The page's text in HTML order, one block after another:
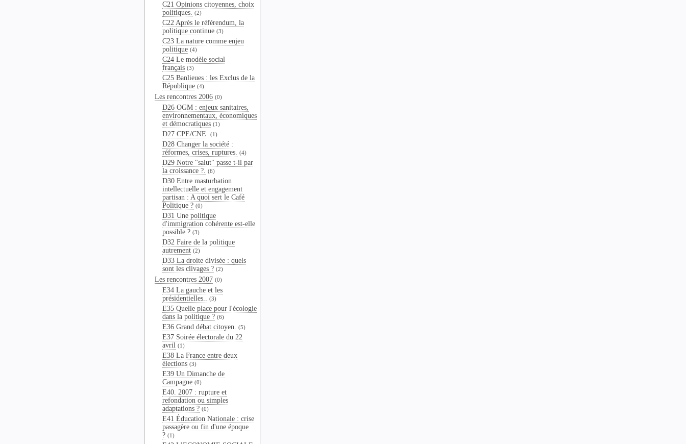
C21 Opinions citoyennes, choix
politiques. (2)
C22 Après le référendum, la
politique continue (3)
C23 La nature comme enjeu
politique (4)
C24 Le modèle social
français (3)
C25 Banlieues : les Exclus de la
République (4)
Les rencontres 2006 (0)
D26 OGM : enjeux sanitaires,
environnementaux, économiques
et démocratiques (1)
D27 CPE/CNE (1)
D28 Changer la société :
réformes, crises, ruptures. (4)
D29 Notre "salut" passe t-il par
la croissance ?. (6)
D30 Entre masturbation
intellectuelle et engagement
partisan : A quoi sert le Café
Politique ? (0)
D31 Une politique
d'immigration cohérente est-elle
possible ? (3)
D32 Faire de la politique
autrement (2)
D33 La droite divisée : quels
sont les clivages ? (2)
Les rencontres 2007 (0)
E34 La gauche et les
présidentielles.. (3)
E35 Quelle place pour l'écologie
dans la politique ? (6)
E36 Grand débat citoyen. (5)
E37 Soirée électorale du 22
avril (1)
E38 La France entre deux
élections (3)
E39 Un Dimanche de
Campagne (0)
E40. 2007 : rupture et
refondation ou simples
adaptations ? (0)
E41 Éducation Nationale : crise
passagère ou fin d'une époque
? (1)